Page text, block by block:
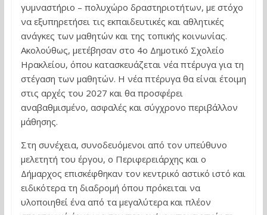
γυμναστήριο – πολυχώρο δραστηριοτήτων, με στόχο
να εξυπηρετήσει τις εκπαιδευτικές και αθλητικές
ανάγκες των μαθητών και της τοπικής κοινωνίας.
Ακολούθως, μετέβησαν στο 4ο Δημοτικό Σχολείο
Ηρακλείου, όπου κατασκευάζεται νέα πτέρυγα για τη
στέγαση των μαθητών. Η νέα πτέρυγα θα είναι έτοιμη
στις αρχές του 2027 και θα προσφέρει
αναβαθμισμένο, ασφαλές και σύγχρονο περιβάλλον
μάθησης.
Στη συνέχεια, συνοδευόμενοι από τον υπεύθυνο
μελετητή του έργου, ο Περιφερειάρχης και ο
Δήμαρχος επισκέφθηκαν τον κεντρικό αστικό ιστό και
ειδικότερα τη διαδρομή όπου πρόκειται να
υλοποιηθεί ένα από τα μεγαλύτερα και πλέον